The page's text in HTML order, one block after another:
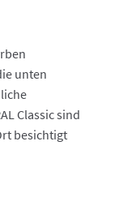
unten
Classic sind
besichtigt